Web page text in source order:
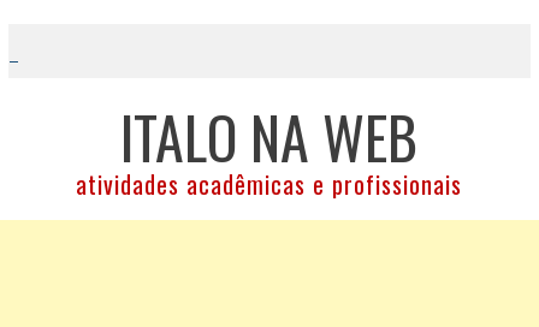
content
ITALO NA WEB
atividades acadêmicas e profissionais